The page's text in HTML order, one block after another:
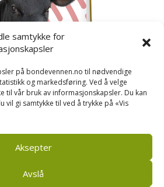
samtykke for
på bondevennen.no til nødvendige
og markedsføring. Ved å velge
til vår bruk av informasjonskapsler. Du kan
vil gi samtykke til ved å trykke på «Vis
Aksepter
Avslå